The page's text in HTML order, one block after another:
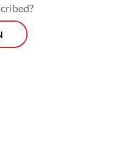
Abdul Harris